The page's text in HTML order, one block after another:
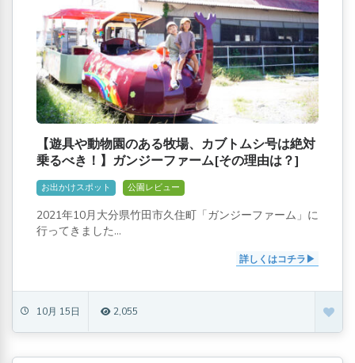
【遊具や動物園のある牧場、カブトムシ号は絶対
乗るべき！】ガンジーファーム[その理由は？]
お出かけスポット 公園レビュー
2021年10月大分県竹田市久住町「ガンジーファーム」に
行ってきました...
詳しくはコチラ
10月 15日 2,055